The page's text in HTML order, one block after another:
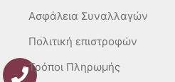
Ασφάλεια Συναλλαγών
Πολιτική επιστροφών
Τρόποι Πληρωμής